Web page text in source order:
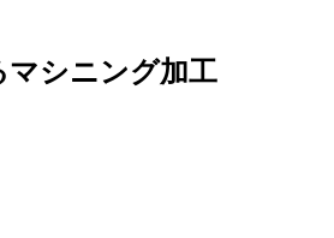
マシニング加工